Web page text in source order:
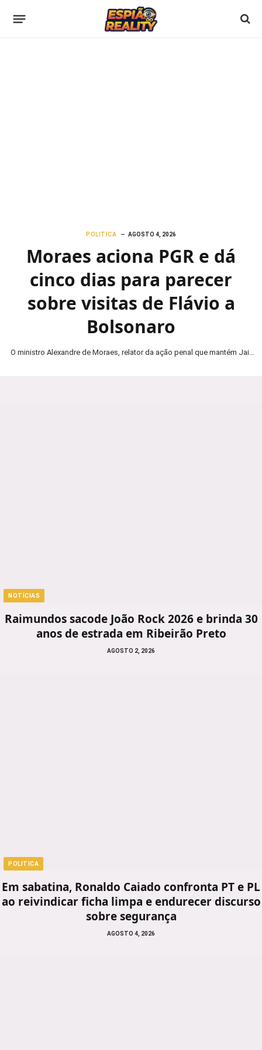
POLITICA AGOSTO 4, 2026
Moraes aciona PGR e dá
cinco dias para parecer
sobre visitas de Flávio a
Bolsonaro
O ministro Alexandre de Moraes, relator da ação penal que mantém Jair
NOTÍCIAS
Raimundos sacode João Rock 2026 e brinda 30
anos de estrada em Ribeirão Preto
AGOSTO 2, 2026
POLITICA
Em sabatina, Ronaldo Caiado confronta PT e PL
ao reivindicar ficha limpa e endurecer discurso
sobre segurança
AGOSTO 4, 2026